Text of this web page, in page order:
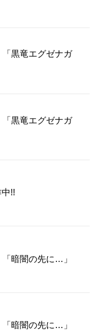
黒竜エグゼナガ
黒竜エグゼナガ
!!
暗闇の先に…」
暗闇の先に…」